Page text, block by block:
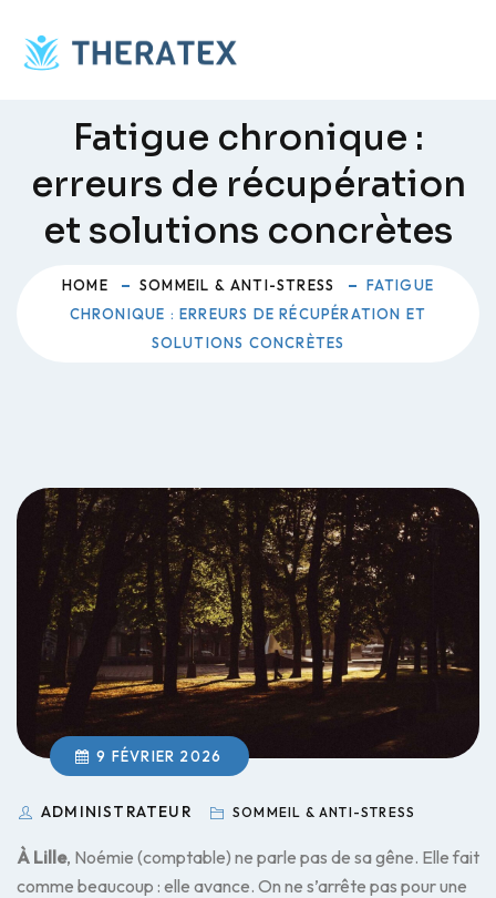
content
Fatigue chronique :
erreurs de récupération
et solutions concrètes
HOME SOMMEIL & ANTI-STRESS
FATIGUE
CHRONIQUE : ERREURS DE RÉCUPÉRATION ET
SOLUTIONS CONCRÈTES
9 FÉVRIER 2026
ADMINISTRATEUR SOMMEIL & ANTI-STRESS
À Lille, Noémie (comptable) ne parle pas de sa gêne. Elle fait
comme beaucoup : elle avance. On ne s’arrête pas pour une